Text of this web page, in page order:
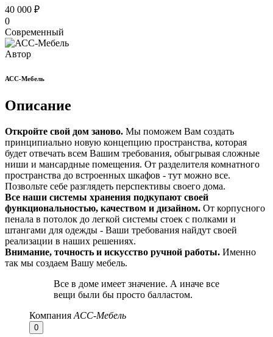
40 000 ₽
0
Современный
Автор
АСС-Мебель
Описание
Откройте свой дом заново. Мы поможем Вам создать
принципиально новую концепцию пространства, которая
будет отвечать всем Вашим требования, обыгрывая сложные
ниши и мансардные помещения. От разделителя комнатного
пространства до встроенных шкафов - тут можно все.
Позвольте себе разглядеть перспективы своего дома.
Все наши системы хранения подкупают своей
функциональностью, качеством и дизайном. От корпусного
пенала в потолок до легкой системы стоек с полками и
штангами для одежды - Ваши требования найдут своей
реализации в наших решениях.
Внимание, точность и искусство ручной работы. Именно
так мы создаем Вашу мебель.
Все в доме имеет значение. А иначе все
вещи были бы просто балластом.
Компания АСС-Мебель
0